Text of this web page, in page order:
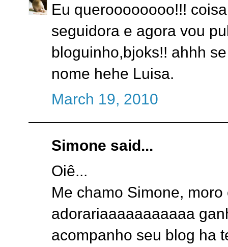
Eu queroooooooo!!!
seguidora e agora vou
bloguinho,bjoks!! ahhh
nome hehe Luisa.
March 19, 2010
Simone said...
Oiê...
Me chamo Simone,
adorariaaaaaaaaaaa
acompanho seu blog ha